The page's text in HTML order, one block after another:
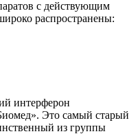
с действующим
распространены:
интерферон
Это самый старый
из группы